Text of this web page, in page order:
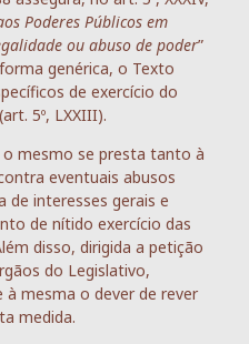
Poderes Públicos em
ou abuso de poder”
forma genérica, o Texto
de exercício do
5º, LXXIII).
mesmo se presta tanto à
eventuais abusos
de interesses gerais e
de nítido exercício das
disso, dirigida a petição
do Legislativo,
à mesma o dever de rever
medida.